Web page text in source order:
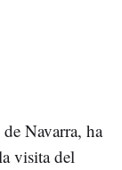
Navarra, ha
visita del